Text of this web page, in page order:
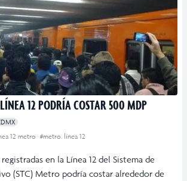
12 PODRÍA COSTAR 500 MDP
12 metro #metro. línea 12
en la Línea 12 del Sistema de
(STC) Metro podría costar alrededor de